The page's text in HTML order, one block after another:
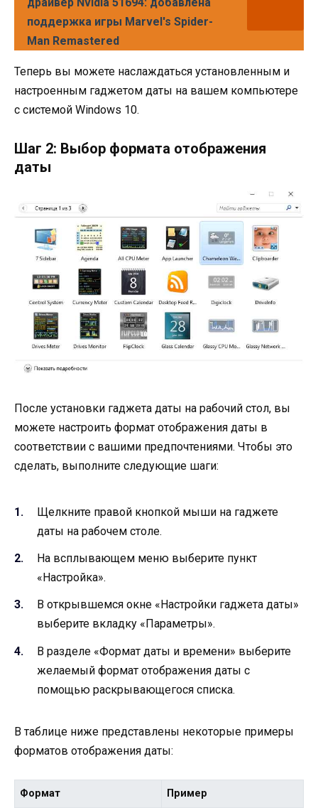
драйвер Nvidia 51694: добавлена
поддержка игры Marvel's Spider-
Man Remastered
Теперь вы можете наслаждаться установленным и
настроенным гаджетом даты на вашем компьютере
с системой Windows 10.
Шаг 2: Выбор формата отображения
даты
После установки гаджета даты на рабочий стол, вы
можете настроить формат отображения даты в
соответствии с вашими предпочтениями. Чтобы это
сделать, выполните следующие шаги:
Щелкните правой кнопкой мыши на гаджете
даты на рабочем столе.
На всплывающем меню выберите пункт
«Настройка».
В открывшемся окне «Настройки гаджета даты»
выберите вкладку «Параметры».
В разделе «Формат даты и времени» выберите
желаемый формат отображения даты с
помощью раскрывающегося списка.
В таблице ниже представлены некоторые примеры
форматов отображения даты:
Формат Пример